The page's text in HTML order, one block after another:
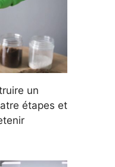
un
étapes et